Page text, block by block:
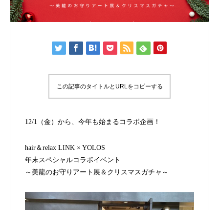
この記事のタイトルとURLをコピーする
12/1（金）から、今年も始まるコラボ企画！
hair＆relax LINK × YOLOS
年末スペシャルコラボイベント
～美龍のお守りアート展＆クリスマスガチャ～